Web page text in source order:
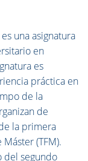
una asignatura
en
es
práctica en
de la
de
la primera
(TFM).
del segundo